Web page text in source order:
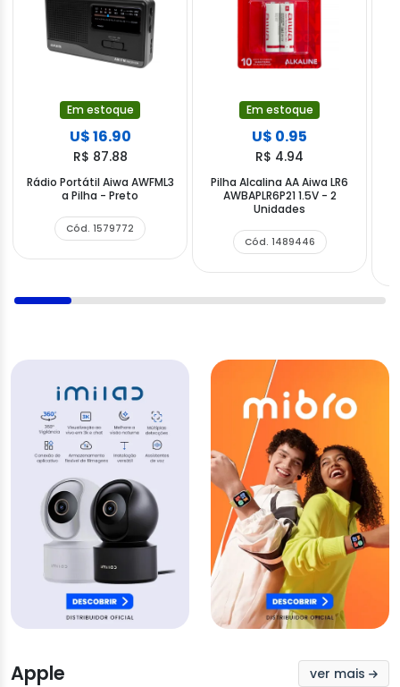
Em estoque
U$ 16.90
R$ 87.88
Rádio Portátil Aiwa AWFML3
a Pilha - Preto
Cód. 1579772
Em estoque
U$ 0.95
R$ 4.94
Pilha Alcalina AA Aiwa LR6
AWBAPLR6P21 1.5V - 2
Unidades
Cód. 1489446
Apple ver mais